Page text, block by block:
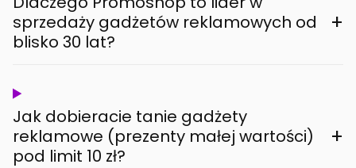
sprzedaży gadżetów reklamowych od
blisko 30 lat?
+
Jak dobieracie tanie gadżety
reklamowe (prezenty małej wartości)
pod limit 10 zł?
+